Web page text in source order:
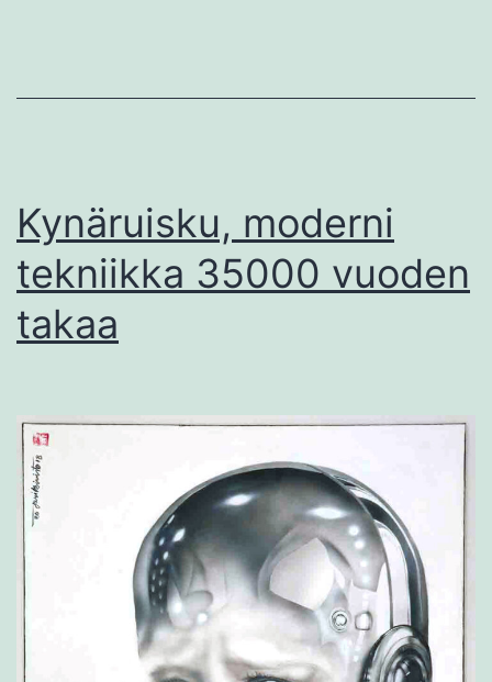
Kynäruisku, moderni
tekniikka 35000 vuoden
takaa